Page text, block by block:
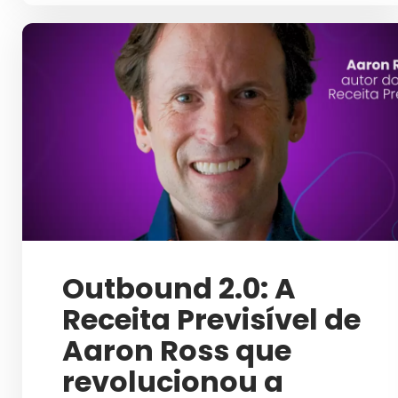
Outbound 2.0: A
Receita Previsível de
Aaron Ross que
revolucionou a